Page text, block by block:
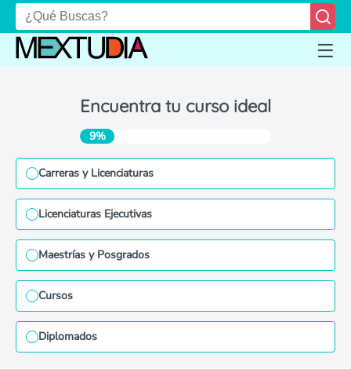
Encuentra tu curso ideal
9%
Carreras y Licenciaturas
Licenciaturas Ejecutivas
Maestrías y Posgrados
Cursos
Diplomados